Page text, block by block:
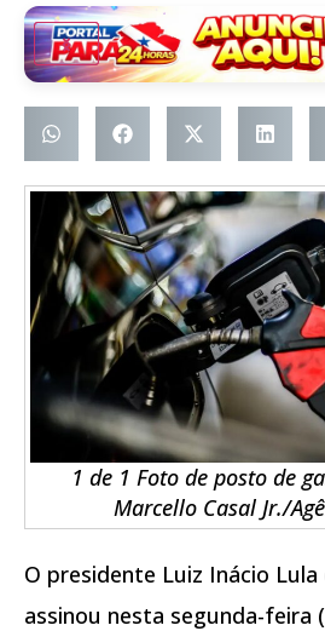
1 de 1 Foto de posto de
Marcello Casal Jr./
O presidente Luiz Inácio Lula
assinou nesta segunda-feira